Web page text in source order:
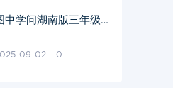
中学问湖南版三年级教
09-02 0